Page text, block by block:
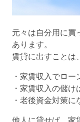
元々は自分用に買
あります。
賃貸に出すことは
・家賃収入でロー
・家賃収入の儲
・老後資金対策に
他人に貸せば、家